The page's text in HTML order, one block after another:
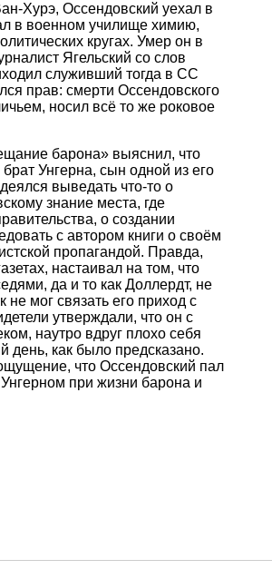
Хурэ, Оссендовский уехал в
в военном училище химию,
кругах. Умер он в
Ягельский со слов
служивший тогда в СС
прав: смерти Оссендовского
носил всё то же роковое
барона» выяснил, что
Унгерна, сын одной из его
выведать что-то о
знание места, где
о создании
с автором книги о своём
пропагандой. Правда,
настаивал на том, что
да и то как Доллердт, не
мог связать его приход с
утверждали, что он с
наутро вдруг плохо себя
день, как было предсказано.
что Оссендовский пал
при жизни барона и